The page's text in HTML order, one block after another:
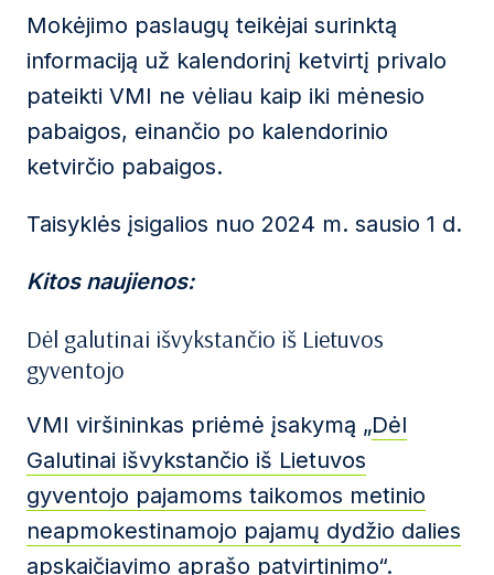
Mokėjimo paslaugų teikėjai surinktą
informaciją už kalendorinį ketvirtį privalo
pateikti VMI ne vėliau kaip iki mėnesio
pabaigos, einančio po kalendorinio
ketvirčio pabaigos.
Taisyklės įsigalios nuo 2024 m. sausio 1 d.
Kitos naujienos:
Dėl galutinai išvykstančio iš Lietuvos
gyventojo
VMI viršininkas priėmė įsakymą „Dėl
Galutinai išvykstančio iš Lietuvos
gyventojo pajamoms taikomos metinio
neapmokestinamojo pajamų dydžio dalies
apskaičiavimo aprašo patvirtinimo“.